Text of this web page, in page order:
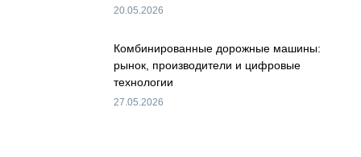
20.05.2026
Комбинированные дорожные машины:
рынок, производители и цифровые
технологии
27.05.2026